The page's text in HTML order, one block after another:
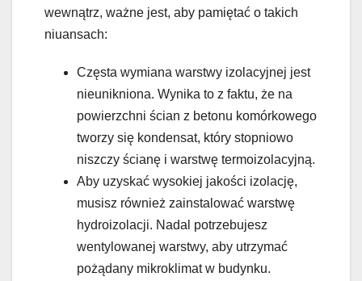
wewnątrz, ważne jest, aby pamiętać o takich
niuansach:
Częsta wymiana warstwy izolacyjnej jest
nieunikniona. Wynika to z faktu, że na
powierzchni ścian z betonu komórkowego
tworzy się kondensat, który stopniowo
niszczy ścianę i warstwę termoizolacyjną.
Aby uzyskać wysokiej jakości izolację,
musisz również zainstalować warstwę
hydroizolacji. Nadal potrzebujesz
wentylowanej warstwy, aby utrzymać
pożądany mikroklimat w budynku.